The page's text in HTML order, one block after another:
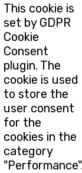
This cookie is
set by GDPR
Cookie
Consent
plugin. The
cookie is used
to store the
user consent
for the
cookies in the
category